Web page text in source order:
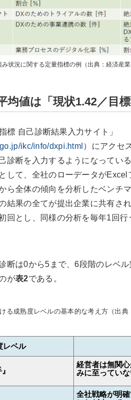
状況に関する定量指標の例（出典：経済産業
均値は「現状1.42／目標
標 自己診断結果入力サイト」
ikc/info/dxpi.html ）にアクセ
診断を入力するようになってい
して、全社のローデータがExcel
ら全体の傾向を分析したベンチ
結果の全てが提出企業に共有さ
回とし、同様の分析を毎年1回
断は0から5まで、6段階のレベ
が表2である。
る成熟度レベルの基本的な考え方（出典
レベル
経営者は無関
みに至ってい
全社戦略が明